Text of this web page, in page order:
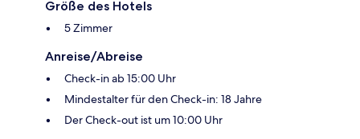
Größe des Hotels
5 Zimmer
Anreise/Abreise
Check-in ab 15:00 Uhr
Mindestalter für den Check-in: 18 Jahre
Der Check-out ist um 10:00 Uhr